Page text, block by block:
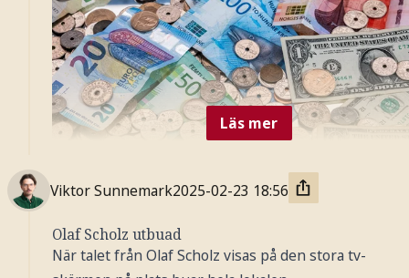
Läs mer
Viktor Sunnemark2025-02-23 18:56
Olaf Scholz utbuad
När talet från Olaf Scholz visas på den stora tv-